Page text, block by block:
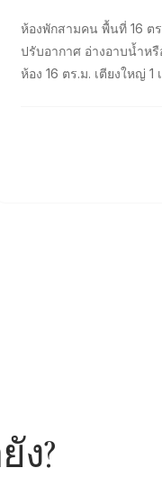
ห้องพักสามคน พื้นที่ 16 ตร.ม. ทีวีจอแบน Wi-Fi ฟรี เครื่อง
ปรับอากาศ อ่างอาบน้ำหรือฝักบัว ห้องน้ำส่วนตัว ขนาด
ห้อง 16 ตร.ม. เ
?